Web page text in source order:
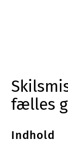
fælles
Indhold